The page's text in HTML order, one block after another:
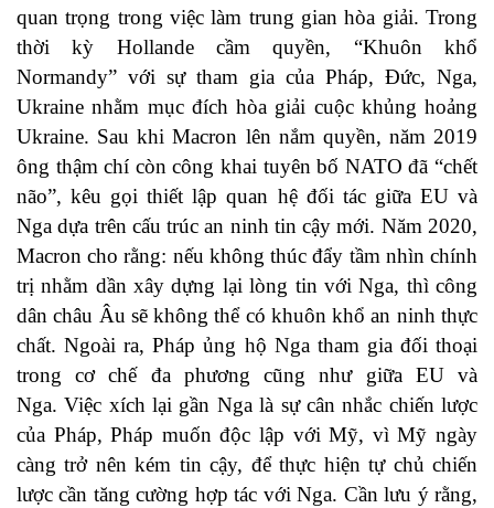
quan trọng trong việc làm trung gian hòa giải. Trong
thời kỳ Hollande cầm quyền, “Khuôn khổ
Normandy” với sự tham gia của Pháp, Đức, Nga,
Ukraine nhằm mục đích hòa giải cuộc khủng hoảng
Ukraine. Sau khi Macron lên nắm quyền, năm 2019
ông thậm chí còn công khai tuyên bố NATO đã “chết
não”, kêu gọi thiết lập quan hệ đối tác giữa EU và
Nga dựa trên cấu trúc an ninh tin cậy mới. Năm 2020,
Macron cho rằng: nếu không thúc đẩy tầm nhìn chính
trị nhằm dần xây dựng lại lòng tin với Nga, thì công
dân châu Âu sẽ không thể có khuôn khổ an ninh thực
chất. Ngoài ra, Pháp ủng hộ Nga tham gia đối thoại
trong cơ chế đa phương cũng như giữa EU và
Nga. Việc xích lại gần Nga là sự cân nhắc chiến lược
của Pháp, Pháp muốn độc lập với Mỹ, vì Mỹ ngày
càng trở nên kém tin cậy, để thực hiện tự chủ chiến
lược cần tăng cường hợp tác với Nga. Cần lưu ý rằng,